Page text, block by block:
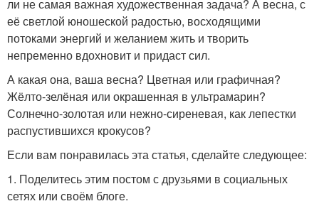
ли не самая важная художественная задача? А весна, с
её светлой юношеской радостью, восходящими
потоками энергий и желанием жить и творить
непременно вдохновит и придаст сил.
А какая она, ваша весна? Цветная или графичная?
Жёлто-зелёная или окрашенная в ультрамарин?
Солнечно-золотая или нежно-сиреневая, как лепестки
распустившихся крокусов?
Если вам понравилась эта статья, сделайте следующее:
1. Поделитесь этим постом с друзьями в социальных
сетях или своём блоге.